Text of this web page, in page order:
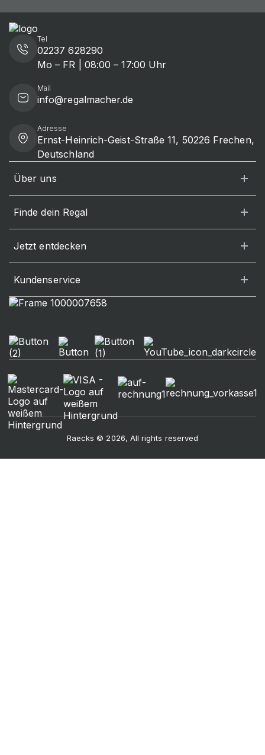
Tel
02237 628290
Mo – FR | 08:00 – 17:00 Uhr
Mail
info@regalmacher.de
Adresse
Ernst-Heinrich-Geist-Straße 11, 50226 Frechen,
Deutschland
Über uns
Finde dein Regal
Jetzt entdecken
Kundenservice
Raecks © 2026, All rights reserved